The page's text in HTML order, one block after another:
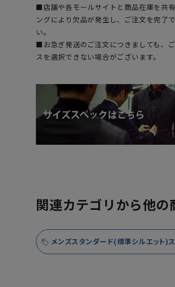
■店舗や各モールサイトと商品在庫を共
ングにより欠品が発生し、ご注文を完了
い。
■お急ぎ発送のご注文につきましても、
スを選択できない場合がございます。
関連カテゴリから他の
メンズスタンダード(標準シルエット)